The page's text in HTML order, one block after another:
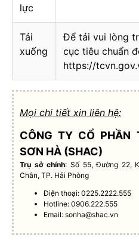
lực
Tải
xuống
Để tải vui lòng
cục tiêu chuẩn
https://
Mọi chi tiết xin liên hệ:
CÔNG TY CỔ PHẦN
SƠN HÀ (SHAC)
Trụ sở chính: Số 55, Đường 22,
Chân, TP. Hải Phòng
Điện thoại: 0225.2222.555
Hotline: 0906.222.555
Email:sonha@shac.vn